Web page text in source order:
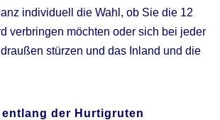
individuell die Wahl, ob Sie die 12
verbringen möchten oder sich bei jeder
stürzen und das Inland und die
der Hurtigruten